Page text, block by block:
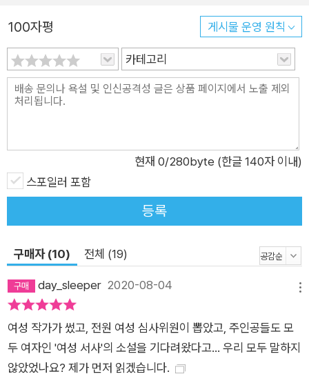
다’와 ‘적다’를 가르치고, ‘행복하다’와 ‘슬프다’를 가르쳐야 했다.
언젠가는 ‘정당하다’와 ‘부당하다’를, ‘감격스럽다’와 ‘모욕적이
다’를 가르칠 수 있을 것이다. 선이는 학생들이 그런 단어를 배울
때 ‘부당하다’보다 ‘정당하다’가, ‘모욕적이다’보다 ‘감격스럽
다’가 더 한국 생활에 유용한 단어라고 느끼기를 바랐다. _본문
관습에 얽매이길 싫어하지만, 결코 학생들을 봐주는 법이 없기에
강의평가에서 좋은 점수를 받지 못한다. 이번 학기에서 2급을 맡
게 된 미주는 세 번이나 유급을 한 벨라루스 국적의 학생 니카를
만나게 된다. 그를 꼭 3급으로 보내야겠다는 열의와 다르게 작은
당하고야 만다. 순간 목뒤가 서늘했다. 니카가 아직도 자신을 노
을 느꼈다. 니카가 도대체 왜 자신을 미워하는지 알 수 없었다. 미
주는 니카의 유창한 한국어를 듣고 감탄했던 것을, 니카의 필기에
잘못 쓴 것이 없는지 살피고, 과제를 가장 먼저 챙겼던 것을 떠올
렸다. 그 모든 순간을 돌이켜 니카를 방임하고, 잘못된 필기를 비
웃고, 과제물을 집어 던지고 싶었다. 니카가 그랬듯이. 미주는 주
100자평 게시물 운영 원칙
카테고리
현재 0/280byte (한글 140자 이내)
스포일러 포함
등록
구매자 (10) 전체 (19)
day_sleeper 2020-08-04
여성 작가가 썼고, 전원 여성 심사위원이 뽑았고, 주인공들도 모
두 여자인 '여성 서사'의 소설을 기다려왔다고... 우리 모두 말하지
않았었나요? 제가 먼저 읽겠습니다.